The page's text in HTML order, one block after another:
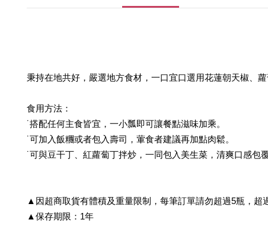
秉持在地共好，嚴選地方食材，一口宜口選用花蓮朝天椒、
食用方法：
˙搭配任何主食皆宜，一小瓢即可讓餐點滋味加乘。
˙可加入飯糰或者包入壽司，葷食者建議再加點肉鬆。
˙可與豆干丁、紅蘿蔔丁拌炒，一同包入美生菜，清爽口感包
▲因超商取貨有體積及重量限制，每筆訂單請勿超過5瓶，超
▲保存期限：1年